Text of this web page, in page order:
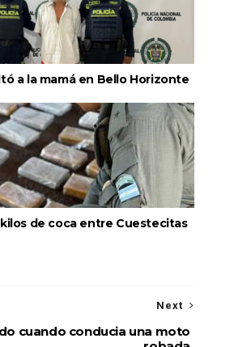
a la mamá en Bello Horizonte
de coca entre Cuestecitas
Next
cuando conducia una moto